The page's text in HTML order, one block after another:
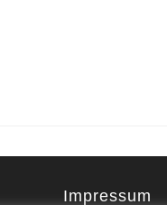
Impressum